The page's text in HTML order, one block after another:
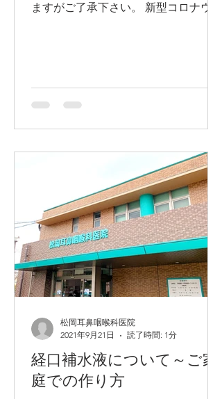
ますがご了承下さい。 新型コロナウイ
経口補水液について～ご家
庭での作り方
松岡耳鼻咽喉科医院
2021年9月21日
読了時間: 1分